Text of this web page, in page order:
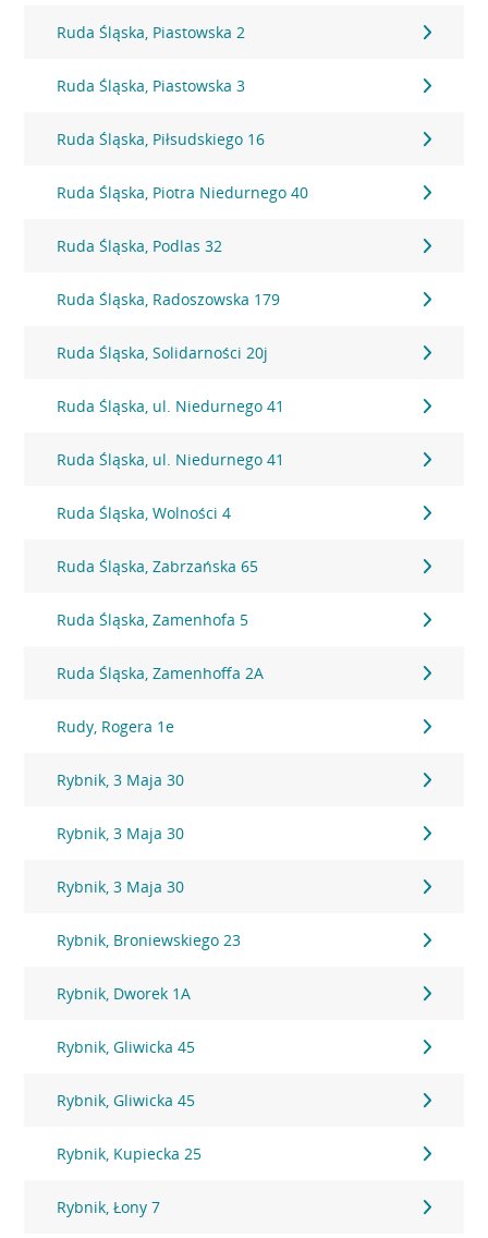
Ruda Śląska, Piastowska 2
Ruda Śląska, Piastowska 3
Ruda Śląska, Piłsudskiego 16
Ruda Śląska, Piotra Niedurnego 40
Ruda Śląska, Podlas 32
Ruda Śląska, Radoszowska 179
Ruda Śląska, Solidarności 20j
Ruda Śląska, ul. Niedurnego 41
Ruda Śląska, ul. Niedurnego 41
Ruda Śląska, Wolności 4
Ruda Śląska, Zabrzańska 65
Ruda Śląska, Zamenhofa 5
Ruda Śląska, Zamenhoffa 2A
Rudy, Rogera 1e
Rybnik, 3 Maja 30
Rybnik, 3 Maja 30
Rybnik, 3 Maja 30
Rybnik, Broniewskiego 23
Rybnik, Dworek 1A
Rybnik, Gliwicka 45
Rybnik, Gliwicka 45
Rybnik, Kupiecka 25
Rybnik, Łony 7